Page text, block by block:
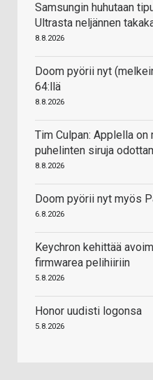
Samsungin huhutaan
Ultrasta neljännen
8.8.2026
Doom pyörii nyt
64:llä
8.8.2026
Tim Culpan: Applella
puhelinten siruja
8.8.2026
Doom pyörii nyt myös
6.8.2026
Keychron kehittää
firmwarea pelihiiriin
5.8.2026
Honor uudisti logonsa
5.8.2026